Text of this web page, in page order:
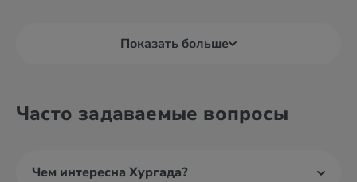
Показать больше
Часто задаваемые вопросы
Чем интересна Хургада?